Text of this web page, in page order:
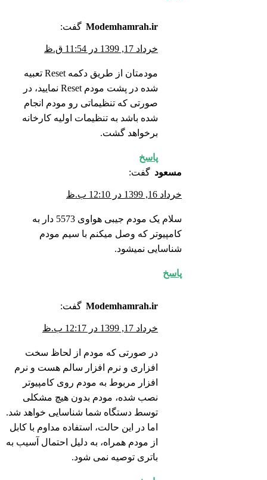
Modemhamrah.ir گفت:
خرداد 17, 1399 در 11:54 ق.ظ
مودمتان از طریق دکمه Reset تعبیه
شده در پشت مودم Reset نمایید، در
صورتی که تنظیماتی رو مودم انجام
شده باشد به تنظیمات اولیه کارخانه
برخواهد گشت.
پاسخ
مسعود گفت:
خرداد 16, 1399 در 12:10 ب.ظ
سلام یک مودم جیبی هواوی 5573 دار به
کامپیوتر که وصل میکنم با سیم مودم
شناسایی نمیشود.
پاسخ
Modemhamrah.ir گفت:
خرداد 17, 1399 در 12:17 ب.ظ
در صورتی که مودم از لحاظ سخت
افزاری و نرم افزار سالم هست و نرم
افزار مربوط به مودم روی کامپیوتر
نصب شده، مودم بدون هیچ مشکلی
توسط دستگاه شما شناسایی خواهد شد.
اما در این حالت، استفاده مداوم با کابل
از مودم همراه، به دلیل احتمال آسیب به
باتری توصیه نمی شود.